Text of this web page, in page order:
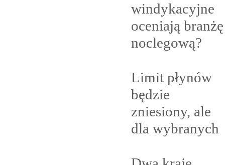
windykacyjne
oceniają branżę
noclegową?
Limit płynów
będzie
zniesiony, ale
dla wybranych